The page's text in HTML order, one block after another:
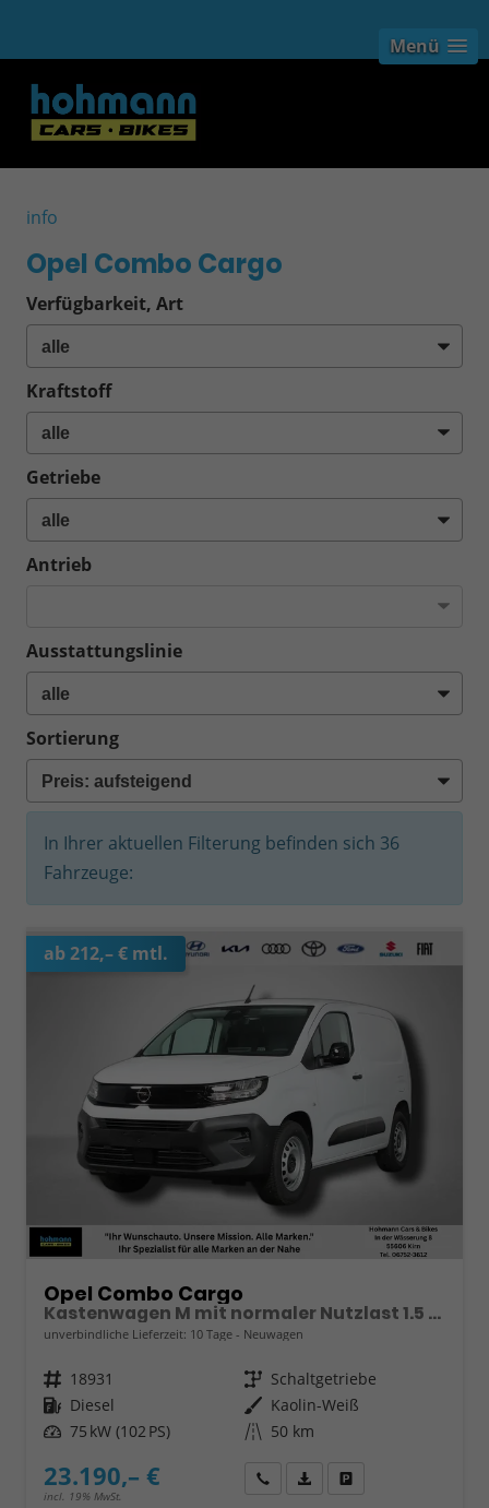
Menü
info
Opel Combo Cargo
Verfügbarkeit, Art
Kraftstoff
Getriebe
Antrieb
Ausstattungslinie
Sortierung
In Ihrer aktuellen Filterung befinden sich 36
Fahrzeuge:
ab 212,– € mtl.
Opel Combo Cargo
Kastenwagen M mit normaler Nutzlast 1.5 Diesel 6-Gang
unverbindliche Lieferzeit: 10 Tage Neuwagen
Fahrzeugnr. 18931 Getriebe Schaltgetriebe
Kraftstoff Diesel Außenfarbe Kaolin-Weiß
Leistung 75 kW (102 PS) Kilometerstand 50 km
23.190,– €
incl. 19% MwSt.
Wir rufen Sie anFahrzeugexposé (PDF)